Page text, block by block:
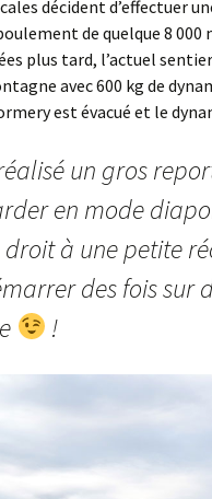
décident d’effectuer
de quelque 8 000
plus tard, l’actuel
avec 600 kg de
est évacué et le
un gros
en mode
à une petite
des fois sur
!